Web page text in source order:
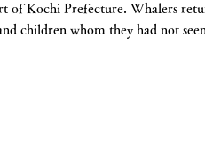
of Kochi Prefecture. Whalers
children whom they had not